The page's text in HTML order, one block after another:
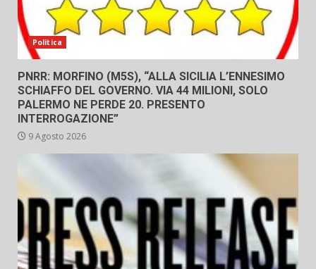
Politica
PNRR: MORFINO (M5S), “ALLA SICILIA L’ENNESIMO
SCHIAFFO DEL GOVERNO. VIA 44 MILIONI, SOLO
PALERMO NE PERDE 20. PRESENTO
INTERROGAZIONE”
9 Agosto 2026